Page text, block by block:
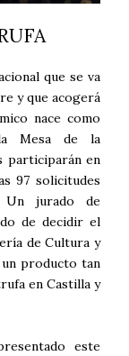
que se va
y que acogerá
nace como
Mesa de la
participarán en
97 solicitudes
Un jurado de
de decidir el
de Cultura y
producto tan
en Castilla y
este